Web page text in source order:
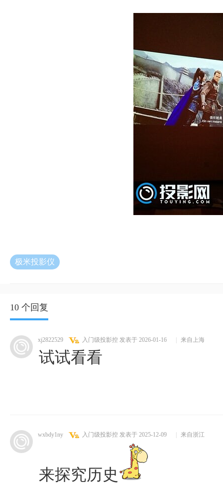
极米投影仪
10 个回复
xj2822529 入门级投影控 发表于 2026-01-16 来自上海
试试看看
wxbdy1ny 入门级投影控 发表于 2025-12-09 来自浙江
来探究历史